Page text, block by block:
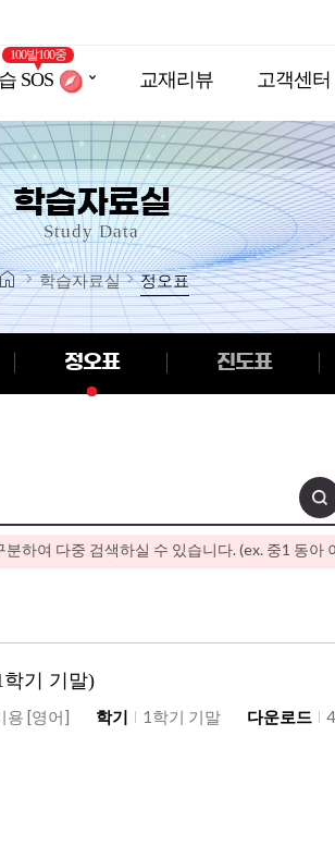
국어 영어 수학 통합사회
EBS
국어
EBS 국어 영어
중등 기
정답 및 해설 정오표 진도표 보충자료
100발100중
SOS
Solution) 국어 SOS 영어 SOS 수학 SOS
교재리뷰 고객센터
공지사항 FAQ 1:1문의
검색
EBS 국어 영어
중등
EBS 국어
학습자료실
Study Data
학습자료실 정오표
정오표 진도표
하여 다중 검색하실 수 있습니다. (ex. 중1 동아
기 기말)
[영어] 학기 1학기 기말 다운로드